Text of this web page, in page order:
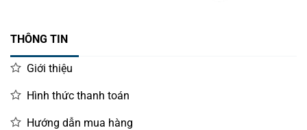
THÔNG TIN
Giới thiệu
Hình thức thanh toán
Hướng dẫn mua hàng